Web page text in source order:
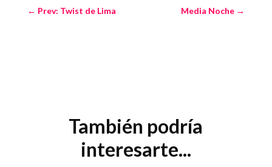
← Prev: Twist de Lima Media Noche →
También podría
interesarte...